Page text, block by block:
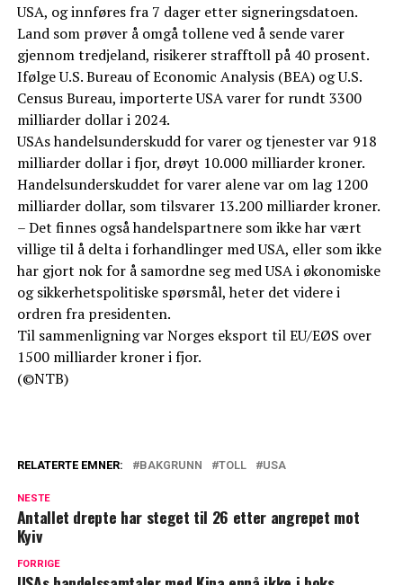
USA, og innføres fra 7 dager etter signeringsdatoen.
Land som prøver å omgå tollene ved å sende varer
gjennom tredjeland, risikerer strafftoll på 40 prosent.
Ifølge U.S. Bureau of Economic Analysis (BEA) og U.S.
Census Bureau, importerte USA varer for rundt 3300
milliarder dollar i 2024.
USAs handelsunderskudd for varer og tjenester var 918
milliarder dollar i fjor, drøyt 10.000 milliarder kroner.
Handelsunderskuddet for varer alene var om lag 1200
milliarder dollar, som tilsvarer 13.200 milliarder kroner.
– Det finnes også handelspartnere som ikke har vært
villige til å delta i forhandlinger med USA, eller som ikke
har gjort nok for å samordne seg med USA i økonomiske
og sikkerhetspolitiske spørsmål, heter det videre i
ordren fra presidenten.
Til sammenligning var Norges eksport til EU/EØS over
1500 milliarder kroner i fjor.
(©NTB)
RELATERTE EMNER: BAKGRUNN TOLL USA
NESTE
Antallet drepte har steget til 26 etter angrepet mot
Kyiv
FORRIGE